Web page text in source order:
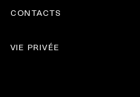
CONTACTS
VIE PRIVÉE